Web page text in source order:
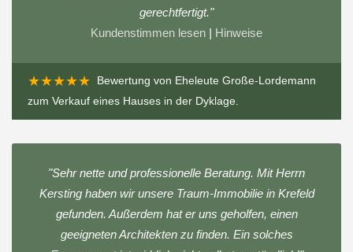
gerechtfertigt."
Kundenstimmen lesen | Hinweise
★★★★★ Bewertung von Eheleute Große-Lordemann
zum Verkauf eines Hauses in der Dyklage.
"Sehr nette und professionelle Beratung. Mit Herrn
Kersting haben wir unsere Traum-Immobilie in Krefeld
gefunden. Außerdem hat er uns geholfen, einen
geeigneten Architekten zu finden. Ein solches